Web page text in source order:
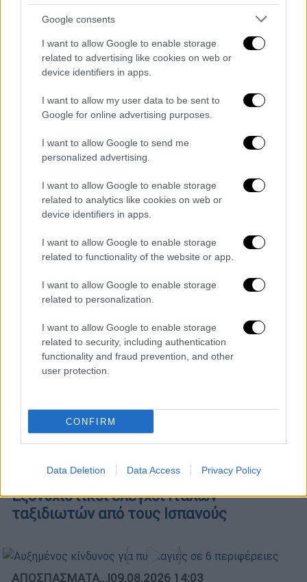
Google consents
I want to allow Google to enable storage
related to advertising like cookies on web or
device identifiers in apps.
I want to allow my user data to be sent to
Google for online advertising purposes.
I want to allow Google to send me
personalized advertising.
I want to allow Google to enable storage
related to analytics like cookies on web or
device identifiers in apps.
I want to allow Google to enable storage
related to functionality of the website or app.
I want to allow Google to enable storage
related to personalization.
I want to allow Google to enable storage
related to security, including authentication
functionality and fraud prevention, and other
user protection.
CONFIRM
Data Deletion Data Access Privacy Policy
ποδόσφαιρο
ΚΕΔ
πίνακες διαιτησίας
Μεσημεριανό...|09.08.2026 14:15
Μεσημεριανό δελτίο ειδήσεων
ΑΠΟΣΠΑΣΜΑΤΑ... 09.08.2026 14:09
Εξονυχιστικοί έλεγχοι Ιταλών
ταξιδιωτών από τους Ισπανούς
ΑΠΟΣΠΑΣΜΑΤΑ...|09.08.2026 14:03